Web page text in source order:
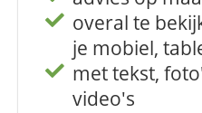
overal te
je mobiel,
met tekst,
video's